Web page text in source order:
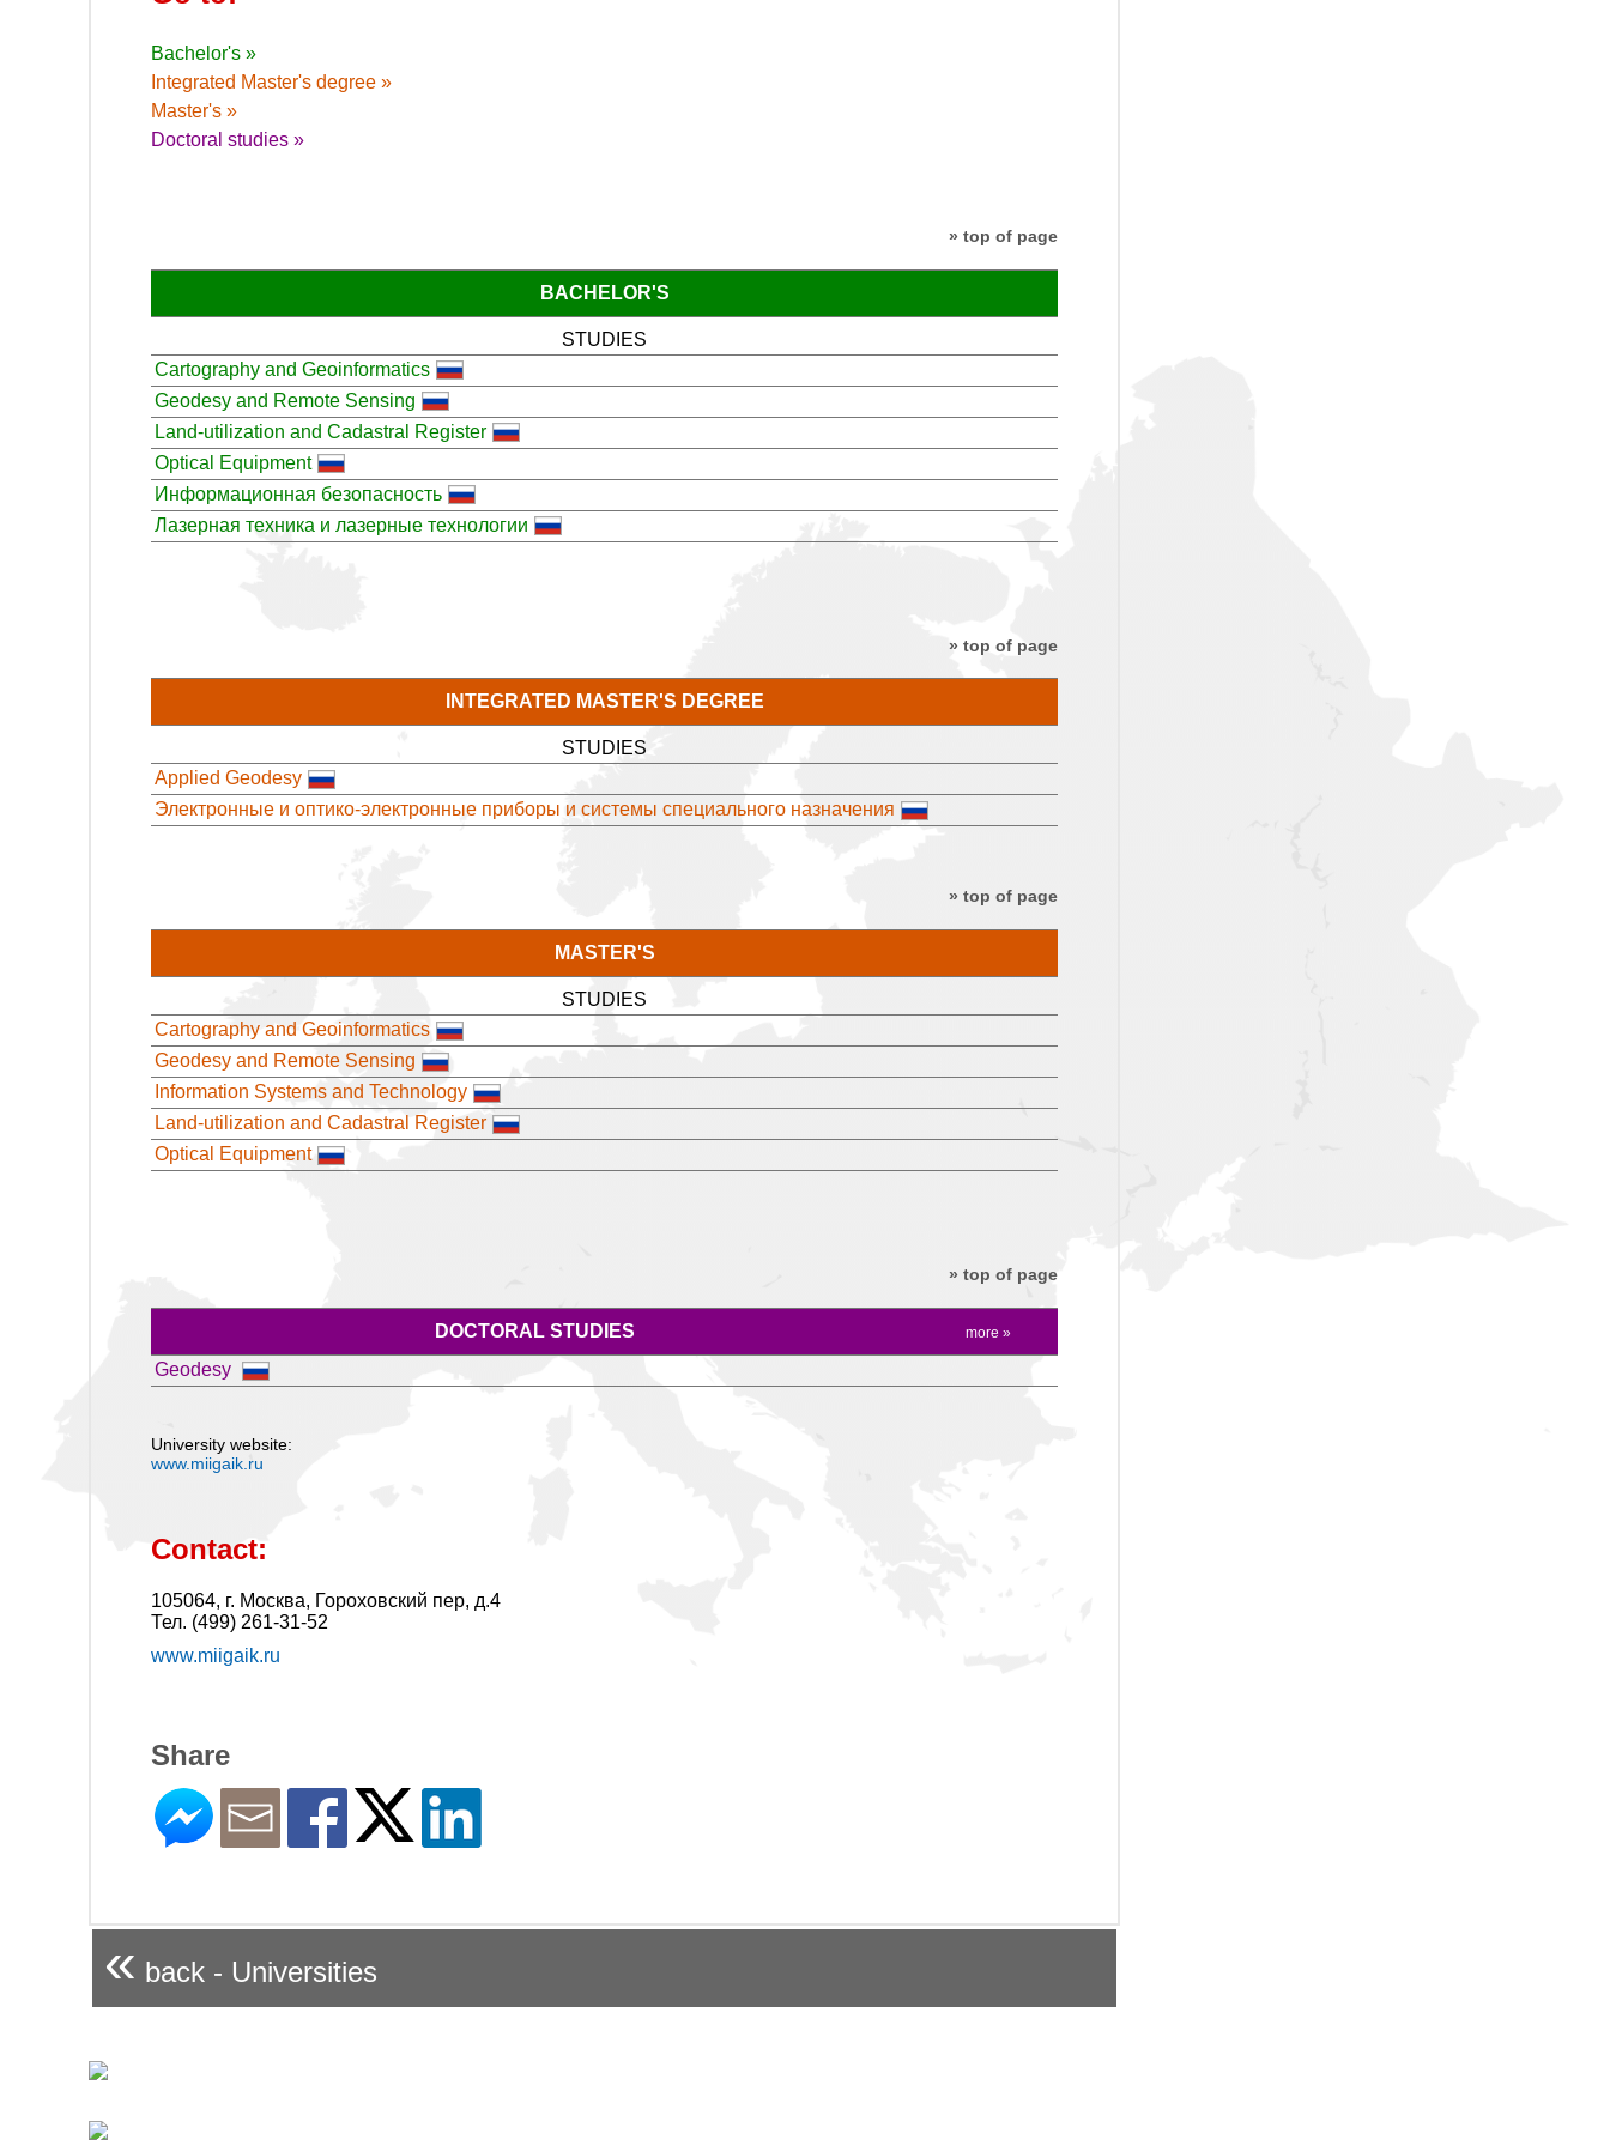
Bachelor's »
Integrated Master's degree »
Master's »
Doctoral studies »
» top of page
BACHELOR'S
STUDIES
Cartography and Geoinformatics
Geodesy and Remote Sensing
Land-utilization and Cadastral Register
Optical Equipment
Информационная безопасность
Лазерная техника и лазерные технологии
» top of page
INTEGRATED MASTER'S DEGREE
STUDIES
Applied Geodesy
Электронные и оптико-электронные приборы и системы специального назначения
» top of page
MASTER'S
STUDIES
Cartography and Geoinformatics
Geodesy and Remote Sensing
Information Systems and Technology
Land-utilization and Cadastral Register
Optical Equipment
» top of page
DOCTORAL STUDIES more »
Geodesy
University website:
www.miigaik.ru
Contact:
105064, г. Москва, Гороховский пер, д.4
Тел. (499) 261-31-52
www.miigaik.ru
Share
« back - Universities